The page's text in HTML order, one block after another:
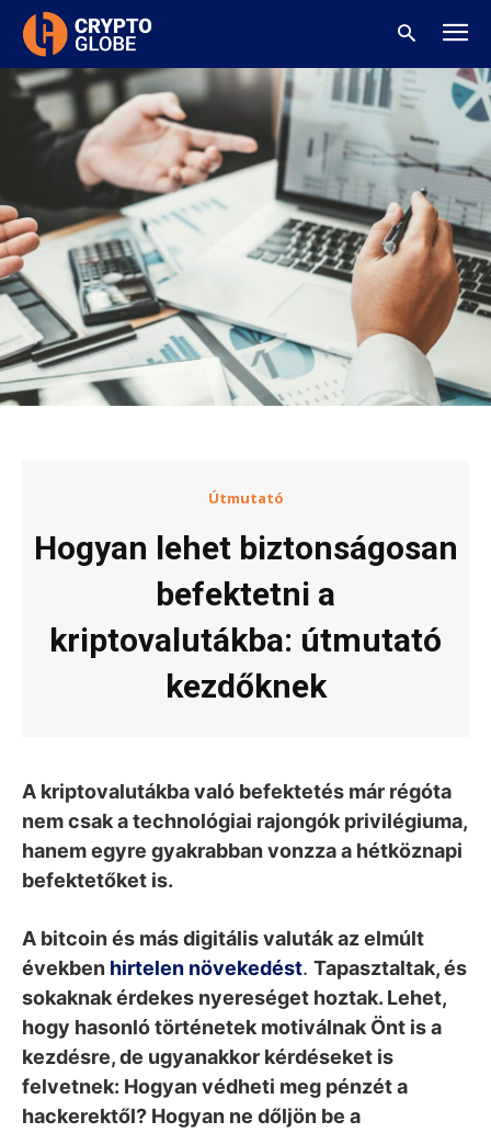
Útmutató
Hogyan lehet biztonságosan
befektetni a
kriptovalutákba: útmutató
kezdőknek
A kriptovalutákba való befektetés már régóta
nem csak a technológiai rajongók privilégiuma,
hanem egyre gyakrabban vonzza a hétköznapi
befektetőket is.
A bitcoin és más digitális valuták az elmúlt
években hirtelen növekedést. Tapasztaltak, és
sokaknak érdekes nyereséget hoztak. Lehet,
hogy hasonló történetek motiválnak Önt is a
kezdésre, de ugyanakkor kérdéseket is
felvetnek: Hogyan védheti meg pénzét a
hackerektől? Hogyan ne dőljön be a